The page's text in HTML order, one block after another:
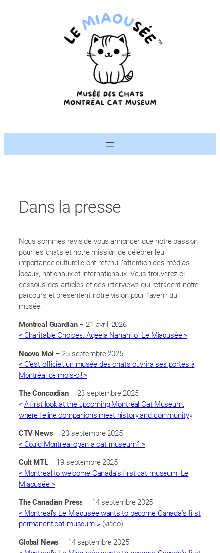
Dans la presse
Nous sommes ravis de vous annoncer que notre passion
pour les chats et notre mission de célébrer leur
importance culturelle ont retenu l’attention des médias
locaux, nationaux et internationaux. Vous trouverez ci-
dessous des articles et des interviews qui retracent notre
parcours et présentent notre vision pour l’avenir du
musée.
Montreal Guardian– 21 avril, 2026
« Charitable Choices: Aqeela Nahani of Le Miaousée »
Noovo Moi – 25 septembre 2025
« C’est officiel: un musée des chats ouvrira ses portes à
Montréal ce mois-ci! »
The Concordian – 23 septembre 2025
« A first look at the upcoming Montreal Cat Museum:
where feline companions meet history and community«
CTV News – 20 septembre 2025
« Could Montreal open a cat museum? »
Cult MTL– 19 septembre 2025
« Montreal to welcome Canada’s first cat museum: Le
Miaousée »
The Canadian Press – 14 septembre 2025
« Montreal’s Le Miaousée wants to become Canada’s first
permanent cat museum » (video)
Global News – 14 septembre 2025